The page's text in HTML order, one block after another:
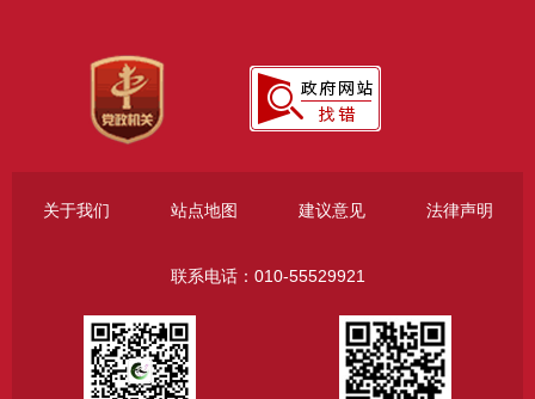
关于我们 站点地图 建议意见 法律声明
联系电话：010-55529921